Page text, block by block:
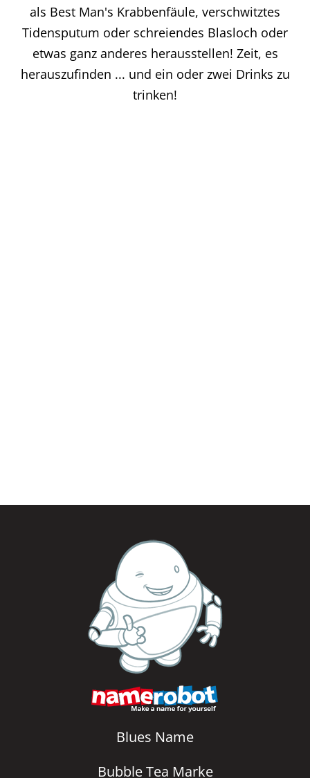
als Best Man's Krabbenfäule, verschwitztes
Tidensputum oder schreiendes Blasloch oder
etwas ganz anderes herausstellen! Zeit, es
herauszufinden ... und ein oder zwei Drinks zu
trinken!
Blues Name
Bubble Tea Marke